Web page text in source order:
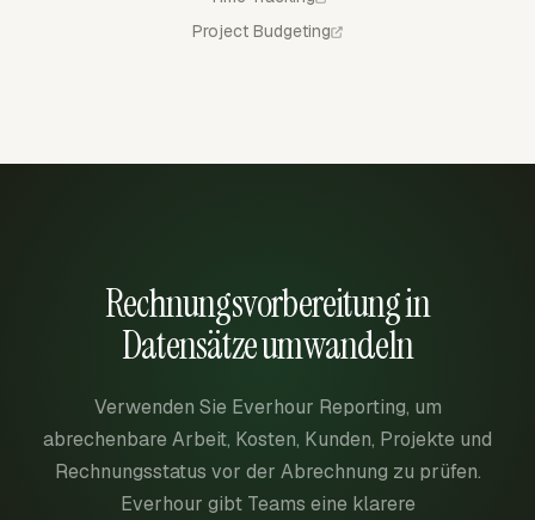
Project Budgeting
Rechnungsvorbereitung in
Datensätze umwandeln
Verwenden Sie Everhour Reporting, um
abrechenbare Arbeit, Kosten, Kunden, Projekte und
Rechnungsstatus vor der Abrechnung zu prüfen.
Everhour gibt Teams eine klarere